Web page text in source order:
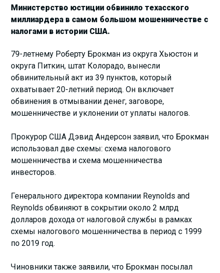
Министерство юстиции обвинило техасского
миллиардера в самом большом мошенничестве с
налогами в истории США.
79-летнему Роберту Брокман из округа Хьюстон и
округа Питкин, штат Колорадо, вынесли
обвинительный акт из 39 пунктов, который
охватывает 20-летний период. Он включает
обвинения в отмывании денег, заговоре,
мошенничестве и уклонении от уплаты налогов.
Прокурор США Дэвид Андерсон заявил, что Брокман
использовал две схемы: схема налогового
мошенничества и схема мошенничества
инвесторов.
Генерального директора компании Reynolds and
Reynolds обвиняют в сокрытии около 2 млрд
долларов дохода от налоговой службы в рамках
схемы налогового мошенничества в период с 1999
по 2019 год.
Чиновники также заявили, что Брокман посылал